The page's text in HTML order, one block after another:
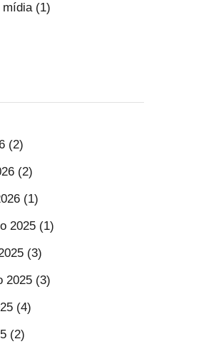
mídia (1)
(2)
(2)
(1)
2025 (1)
(3)
2025 (3)
(4)
(2)